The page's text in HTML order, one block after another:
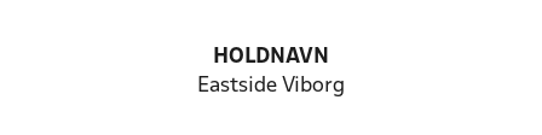
HOLDNAVN
Eastside Viborg